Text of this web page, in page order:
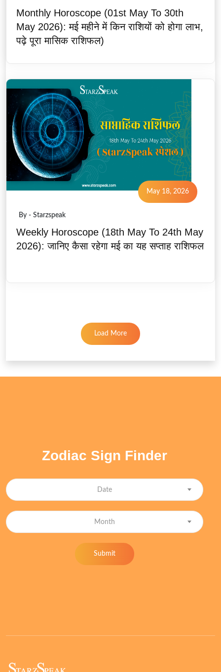
Monthly Horoscope (01st May To 30th
May 2026): मई महीने में किन राशियों को होगा लाभ,
पढ़े पूरा मासिक राशिफल)
May 18, 2026
By - Starzspeak
Weekly Horoscope (18th May To 24th May
2026): जानिए कैसा रहेगा मई का यह सप्ताह राशिफल
Load More
Zodiac Sign Finder
Date
Month
Submit